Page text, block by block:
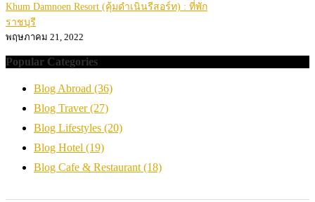
Khum Damnoen Resort (คุ้มดำเนินรีสอร์ท) : ที่พัก
ราชบุรี
พฤษภาคม 21, 2022
Popular Categories
Blog Abroad (36)
Blog Traver(27)
Blog Lifestyles (20)
Blog Hotel (19)
Blog Cafe & Restaurant (18)